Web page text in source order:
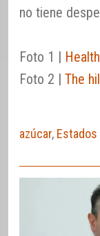
no tiene
Foto 1 |
Foto 2 | The
azúcar, Estados